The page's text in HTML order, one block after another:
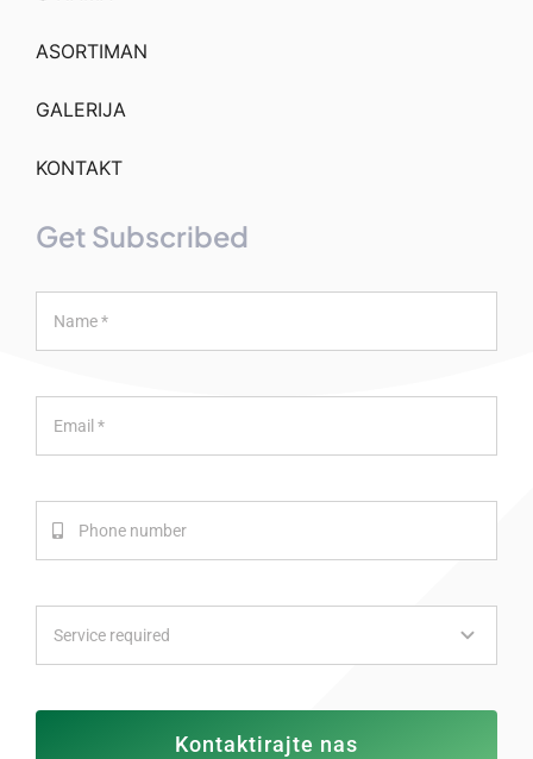
ASORTIMAN
GALERIJA
KONTAKT
Get Subscribed
Kontaktirajte nas